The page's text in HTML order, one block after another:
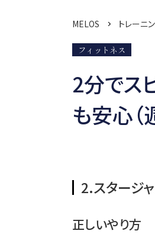
MELOS トレーニ
フィットネス
2分でス
も安心
2.スタージ
正しいやり方